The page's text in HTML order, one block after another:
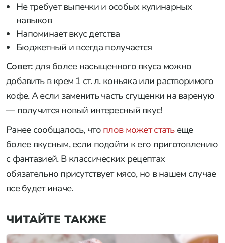
Не требует выпечки и особых кулинарных
навыков
Напоминает вкус детства
Бюджетный и всегда получается
Совет: для более насыщенного вкуса можно
добавить в крем 1 ст. л. коньяка или растворимого
кофе. А если заменить часть сгущенки на вареную
— получится новый интересный вкус!
Ранее сообщалось, что плов может статьеще
более вкусным, если подойти к его приготовлению
с фантазией. В классических рецептах
обязательно присутствует мясо, но в нашем случае
все будет иначе.
ЧИТАЙТЕ ТАКЖЕ